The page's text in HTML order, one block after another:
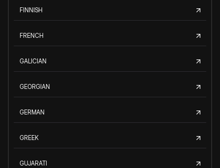
FINNISH
FRENCH
GALICIAN
GEORGIAN
GERMAN
GREEK
GUJARATI